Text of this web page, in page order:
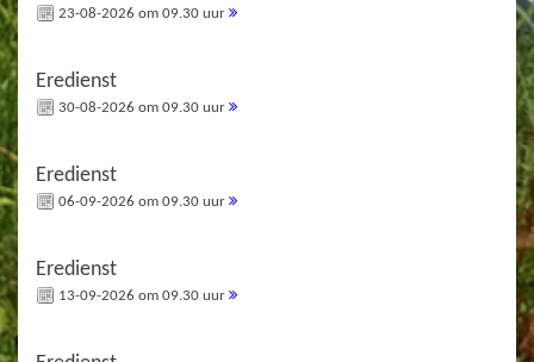
23-08-2026 om 09.30 uur
Eredienst
30-08-2026 om 09.30 uur
Eredienst
06-09-2026 om 09.30 uur
Eredienst
13-09-2026 om 09.30 uur